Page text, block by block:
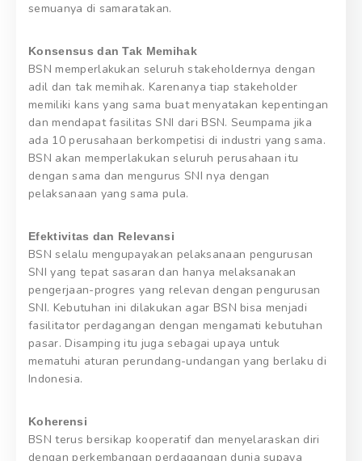
semuanya di samaratakan.
Konsensus dan Tak Memihak
BSN memperlakukan seluruh stakeholdernya dengan
adil dan tak memihak. Karenanya tiap stakeholder
memiliki kans yang sama buat menyatakan kepentingan
dan mendapat fasilitas SNI dari BSN. Seumpama jika
ada 10 perusahaan berkompetisi di industri yang sama.
BSN akan memperlakukan seluruh perusahaan itu
dengan sama dan mengurus SNI nya dengan
pelaksanaan yang sama pula.
Efektivitas dan Relevansi
BSN selalu mengupayakan pelaksanaan pengurusan
SNI yang tepat sasaran dan hanya melaksanakan
pengerjaan-progres yang relevan dengan pengurusan
SNI. Kebutuhan ini dilakukan agar BSN bisa menjadi
fasilitator perdagangan dengan mengamati kebutuhan
pasar. Disamping itu juga sebagai upaya untuk
mematuhi aturan perundang-undangan yang berlaku di
Indonesia.
Koherensi
BSN terus bersikap kooperatif dan menyelaraskan diri
dengan perkembangan perdagangan dunia supaya